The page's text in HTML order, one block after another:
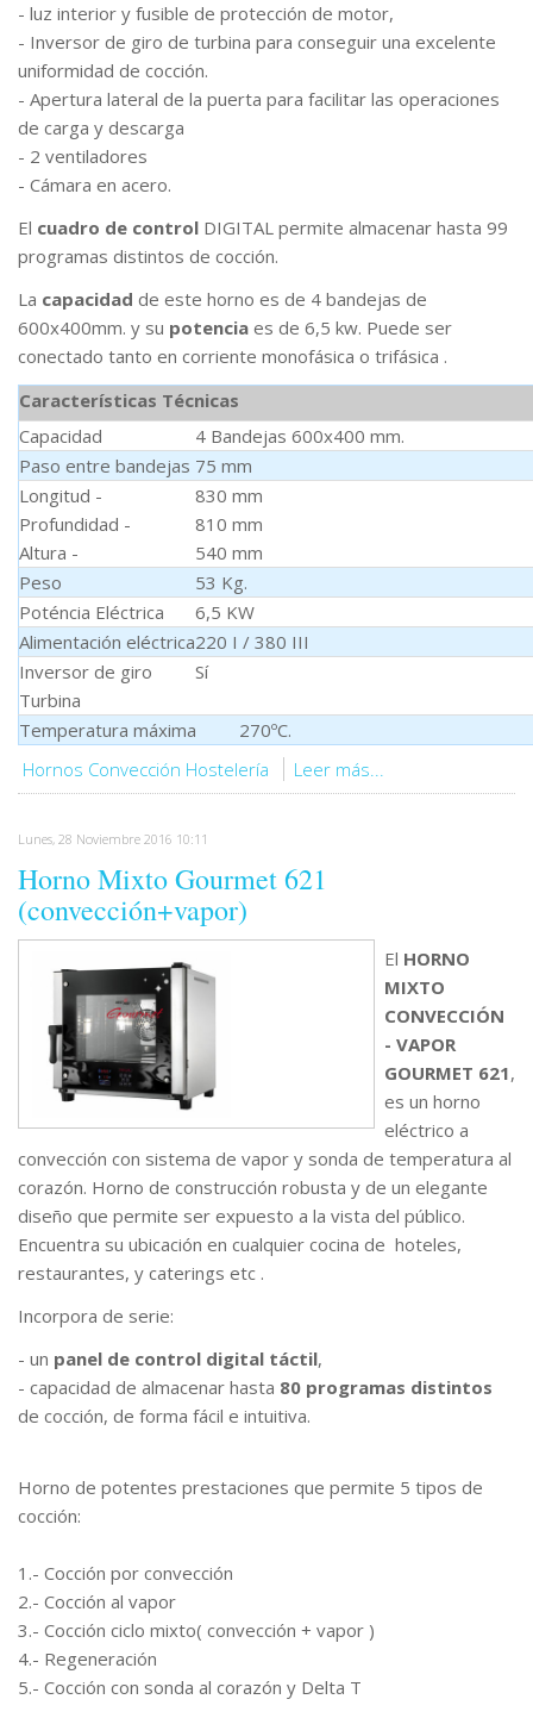
- luz interior y fusible de protección de motor,
- Inversor de giro de turbina para conseguir una excelente
uniformidad de cocción.
- Apertura lateral de la puerta para facilitar las operaciones
de carga y descarga
- 2 ventiladores
- Cámara en acero.
El cuadro de control DIGITAL permite almacenar hasta 99
programas distintos de cocción.
La capacidad de este horno es de 4 bandejas de
600x400mm. y su potencia es de 6,5 kw. Puede ser
conectado tanto en corriente monofásica o trifásica .
Características Técnicas
Capacidad
4 Bandejas 600x400 mm.
Paso entre bandejas 75 mm
Longitud -
Profundidad -
Altura -
830 mm
810 mm
540 mm
Peso
53 Kg.
Poténcia Eléctrica
6,5 KW
Alimentación eléctrica220 I / 380 III
Inversor de giro
Turbina
Sí
Temperatura máxima 270ºC.
Hornos Convección Hostelería
Leer más...
Lunes, 28 Noviembre 2016 10:11
Horno Mixto Gourmet 621
(convección+vapor)
El HORNO
MIXTO
CONVECCIÓN
- VAPOR
GOURMET 621,
es un horno
eléctrico a
convección con sistema de vapor y sonda de temperatura al
corazón. Horno de construcción robusta y de un elegante
diseño que permite ser expuesto a la vista del público.
Encuentra su ubicación en cualquier cocina de hoteles,
restaurantes, y caterings etc .
Incorpora de serie:
- un panel de control digital táctil,
- capacidad de almacenar hasta 80 programas distintos
de cocción, de forma fácil e intuitiva.
Horno de potentes prestaciones que permite 5 tipos de
cocción:
1.- Cocción por convección
2.- Cocción al vapor
3.- Cocción ciclo mixto( convección + vapor )
4.- Regeneración
5.- Cocción con sonda al corazón y Delta T